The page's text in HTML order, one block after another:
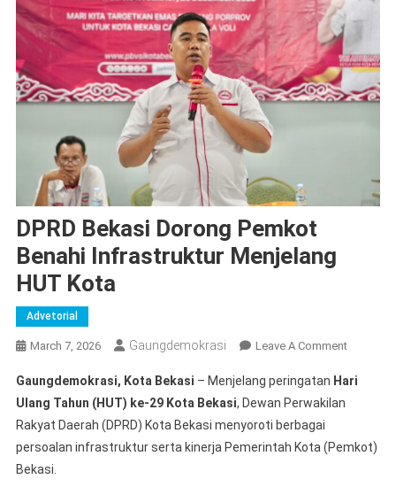
DPRD Bekasi Dorong Pemkot
Benahi Infrastruktur Menjelang
HUT Kota
Advetorial
March 7, 2026 Gaungdemokrasi Leave A CommentOn
Bekasi
Benahi
Gaungdemokrasi, Kota Bekasi – Menjelang peringatan Hari
Ulang Tahun (HUT) ke-29 Kota Bekasi, Dewan Perwakilan
Rakyat Daerah (DPRD) Kota Bekasi menyoroti berbagai
persoalan infrastruktur serta kinerja Pemerintah Kota (Pemkot)
Bekasi.